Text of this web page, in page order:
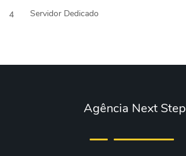
4
Servidor Dedicado
Agência Next Step